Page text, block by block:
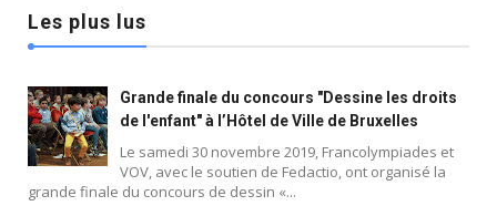
Les plus lus
Grande finale du concours "Dessine les droits
de l'enfant" à l’Hôtel de Ville de Bruxelles
Le samedi 30 novembre 2019, Francolympiades et
VOV, avec le soutien de Fedactio, ont organisé la
grande finale du concours de dessin «...